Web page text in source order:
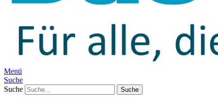
Menü
Suche
Suche